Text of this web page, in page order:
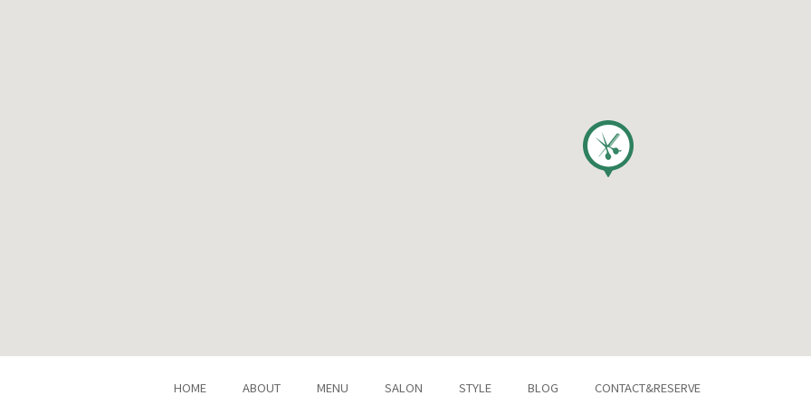
HOME ABOUT MENU SALON STYLE BLOG CONTACT&RESERVE